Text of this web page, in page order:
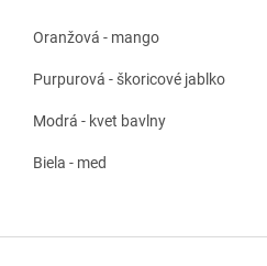
Oranžová - mango
Purpurová - škoricové jablko
Modrá - kvet bavlny
Biela - med